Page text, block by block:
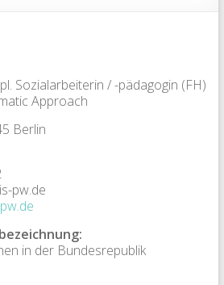
Sozialarbeiterin / -pädagogin (FH)
Approach
Berlin
pw.de
in der Bundesrepublik